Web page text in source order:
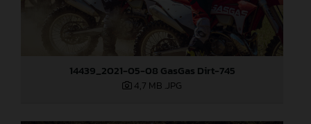
14439_2021-05-08 GasGas Dirt-745
4,7 MB .JPG